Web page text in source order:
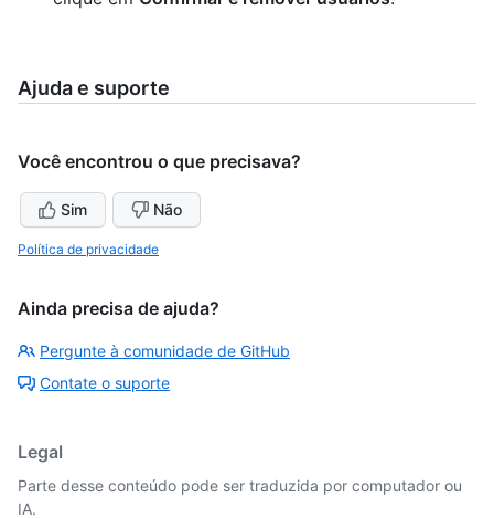
Ajuda e suporte
Você encontrou o que precisava?
Sim Não
Política de privacidade
Ainda precisa de ajuda?
Pergunte à comunidade de GitHub
Contate o suporte
Legal
Parte desse conteúdo pode ser traduzida por computador ou
IA.